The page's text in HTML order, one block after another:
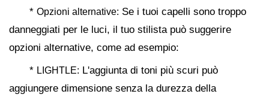
* Opzioni alternative: Se i tuoi capelli sono troppo
danneggiati per le luci, il tuo stilista può suggerire
opzioni alternative, come ad esempio:
* LIGHTLE: L'aggiunta di toni più scuri può
aggiungere dimensione senza la durezza della